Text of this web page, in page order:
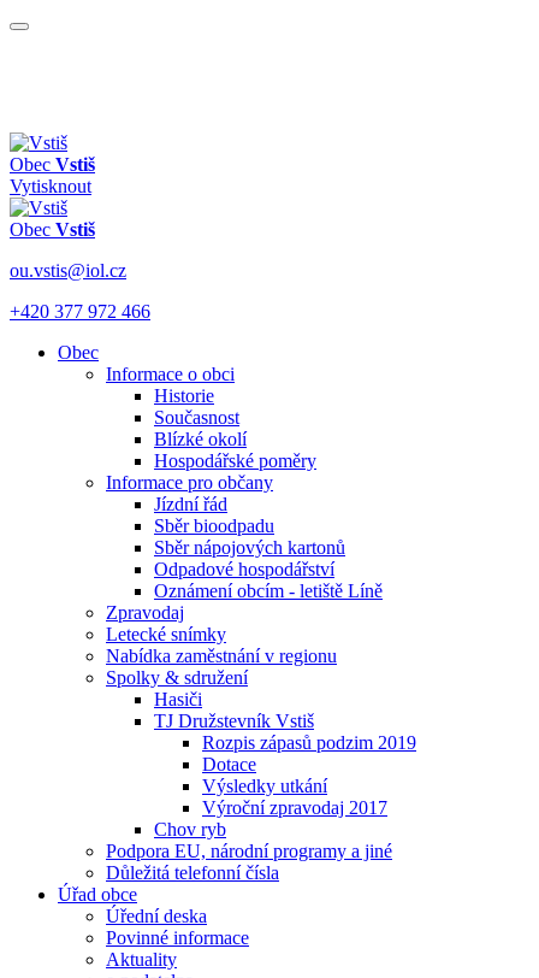
Obec Vstiš
Vytisknout
Obec Vstiš
ou.vstis@iol.cz
+420 377 972 466
Obec
Informace o obci
Historie
Současnost
Blízké okolí
Hospodářské poměry
Informace pro občany
Jízdní řád
Sběr bioodpadu
Sběr nápojových kartonů
Odpadové hospodářství
Oznámení obcím - letiště Líně
Zpravodaj
Letecké snímky
Nabídka zaměstnání v regionu
Spolky & sdružení
Hasiči
TJ Družstevník Vstiš
Rozpis zápasů podzim 2019
Dotace
Výsledky utkání
Výroční zpravodaj 2017
Chov ryb
Podpora EU, národní programy a jiné
Důležitá telefonní čísla
Úřad obce
Úřední deska
Povinné informace
Aktuality